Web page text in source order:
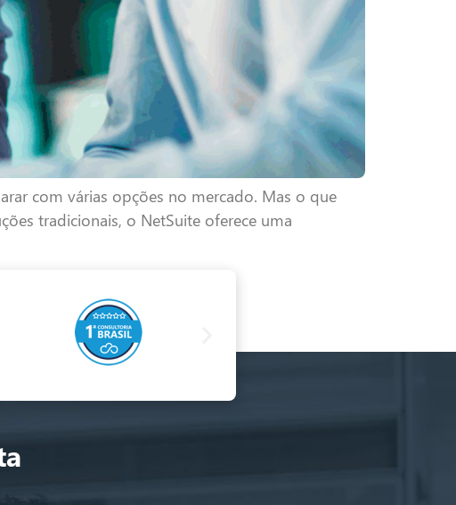
com várias opções no mercado. Mas o que
tradicionais, o NetSuite oferece uma